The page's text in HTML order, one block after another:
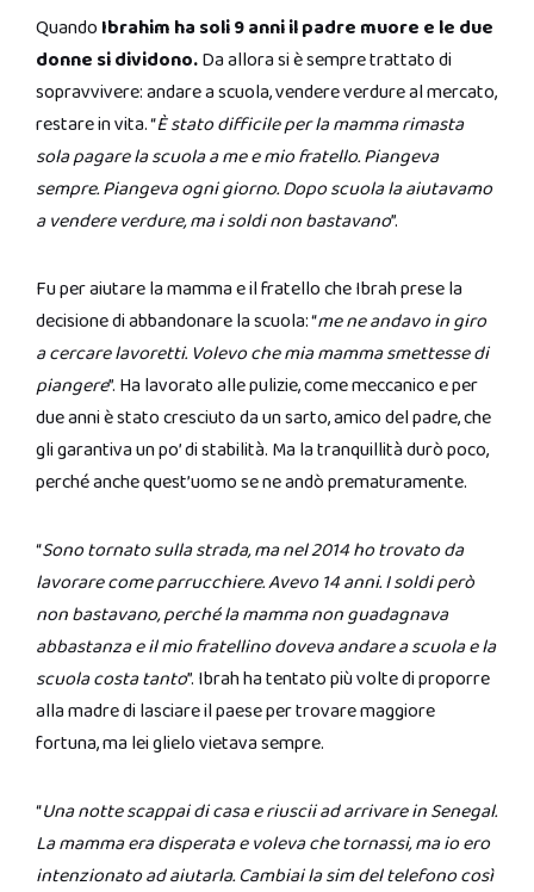
Quando Ibrahim ha soli 9 anni il padre muore e le due
donne si dividono.Da allora si è sempre trattato di
sopravvivere: andare a scuola, vendere verdure al mercato,
restare in vita. “È stato difficile per la mamma rimasta
sola pagare la scuola a me e mio fratello. Piangeva
sempre. Piangeva ogni giorno. Dopo scuola la aiutavamo
a vendere verdure, ma i soldi non bastavano”.
Fu per aiutare la mamma e il fratello che Ibrah prese la
decisione di abbandonare la scuola: “me ne andavo in giro
a cercare lavoretti. Volevo che mia mamma smettesse di
piangere”. Ha lavorato alle pulizie, come meccanico e per
due anni è stato cresciuto da un sarto, amico del padre, che
gli garantiva un po’ di stabilità. Ma la tranquillità durò poco,
perché anche quest’uomo se ne andò prematuramente.
“Sono tornato sulla strada, ma nel 2014 ho trovato da
lavorare come parrucchiere. Avevo 14 anni. I soldi però
non bastavano, perché la mamma non guadagnava
abbastanza e il mio fratellino doveva andare a scuola e la
scuola costa tanto”. Ibrah ha tentato più volte di proporre
alla madre di lasciare il paese per trovare maggiore
fortuna, ma lei glielo vietava sempre.
“Una notte scappai di casa e riuscii ad arrivare in Senegal.
La mamma era disperata e voleva che tornassi, ma io ero
intenzionato ad aiutarla. Cambiai la sim del telefono così